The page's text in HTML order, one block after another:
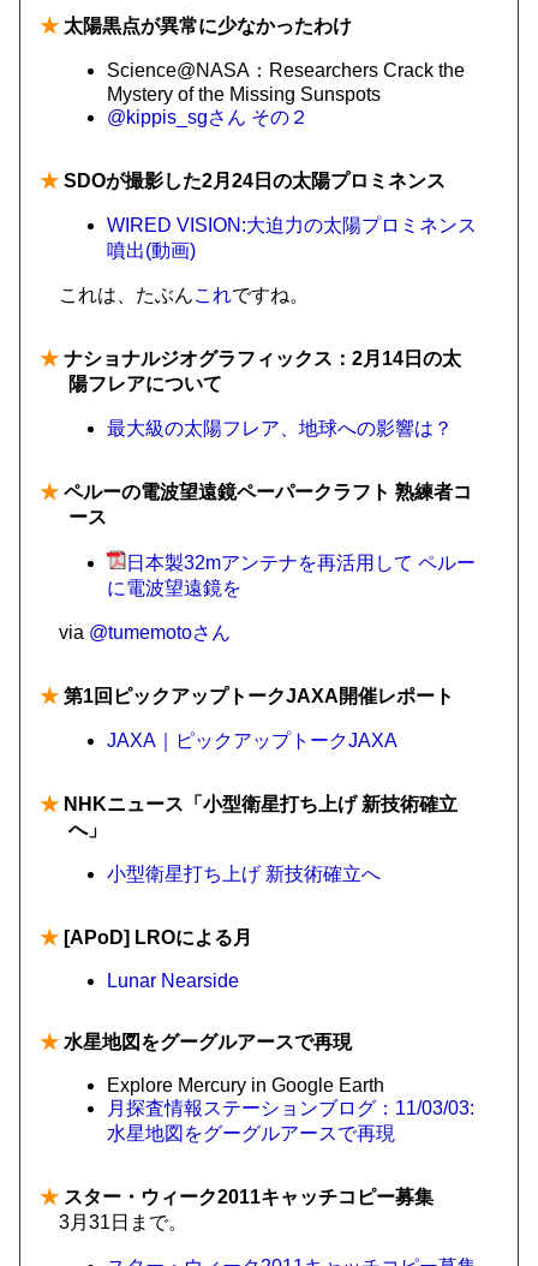
★ 太陽黒点が異常に少なかったわけ
Science@NASA：Researchers Crack the
Mystery of the Missing Sunspots
@kippis_sgさん その２
★ SDOが撮影した2月24日の太陽プロミネンス
WIRED VISION:大迫力の太陽プロミネンス
噴出(動画)
これは、たぶんこれですね。
★ ナショナルジオグラフィックス：2月14日の太
陽フレアについて
最大級の太陽フレア、地球への影響は？
★ ペルーの電波望遠鏡ペーパークラフト 熟練者コ
ース
日本製32mアンテナを再活用して ペルー
に電波望遠鏡を
via @tumemotoさん
★ 第1回ピックアップトークJAXA開催レポート
JAXA｜ピックアップトークJAXA
★ NHKニュース「小型衛星打ち上げ 新技術確立
へ」
小型衛星打ち上げ 新技術確立へ
★ [APoD] LROによる月
Lunar Nearside
★ 水星地図をグーグルアースで再現
Explore Mercury in Google Earth
月探査情報ステーションブログ：11/03/03:
水星地図をグーグルアースで再現
★ スター・ウィーク2011キャッチコピー募集
3月31日まで。